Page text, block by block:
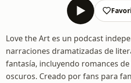
Love the Art es un podcast
narraciones dramatizadas de
fantasía, incluyendo romances
oscuros. Creado por fans para